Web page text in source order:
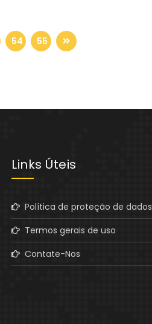
54 55
Links Úteis
Política de proteção de dados
Termos gerais de uso
Contate-Nos